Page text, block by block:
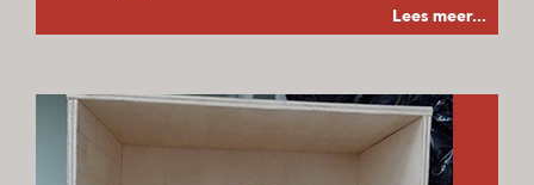
Lees meer...